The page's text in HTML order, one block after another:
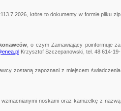
które to dokumenty w formie pliku zip
, o czym Zamawiający poinformuje za
Krzysztof Szczepanowski, tel. 48 614-19-
zostaną zapoznani z miejscem świadczenia
noskami oraz kamizelkę z nazwą